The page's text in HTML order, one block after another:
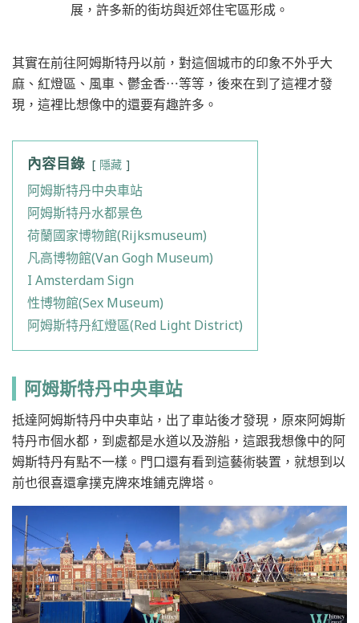
展，許多新的街坊與近郊住宅區形成。
其實在前往阿姆斯特丹以前，對這個城市的印象不外乎大
麻、紅燈區、風車、鬱金香⋯等等，後來在到了這裡才發
現，這裡比想像中的還要有趣許多。
內容目錄 隱藏
阿姆斯特丹中央車站
阿姆斯特丹水都景色
荷蘭國家博物館(Rijksmuseum)
凡高博物館(Van Gogh Museum)
I Amsterdam Sign
性博物館(Sex Museum)
阿姆斯特丹紅燈區(Red Light District)
阿姆斯特丹中央車站
抵達阿姆斯特丹中央車站，出了車站後才發現，原來阿姆斯
特丹市個水都，到處都是水道以及游船，這跟我想像中的阿
姆斯特丹有點不一樣。門口還有看到這藝術裝置，就想到以
前也很喜還拿撲克牌來堆鋪克牌塔。